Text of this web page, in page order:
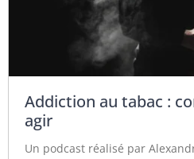
Addiction au tabac :
agir
Un podcast réalisé par